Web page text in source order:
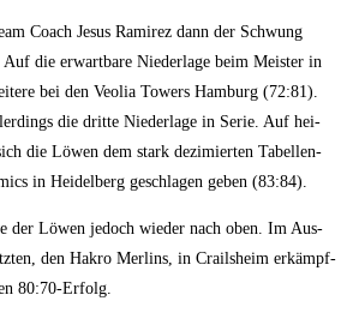
Coach Jesus Rami­rez dann der Schwung
die erwart­ba­re Nie­der­la­ge beim Meis­ter in
bei den Veo­lia Towers Ham­burg (72:81).
die drit­te Nie­der­la­ge in Serie. Auf hei­
die Löwen dem stark dezi­mier­ten Tabel­len­
in Hei­del­berg geschla­gen geben (83:84).
der Löwen jedoch wie­der nach oben. Im Aus­
den Hakro Mer­lins, in Crails­heim erkämpf­
80:70-Erfolg.